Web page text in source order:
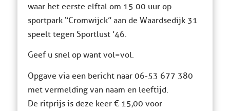
waar het eerste elftal om 15.00 uur op
sportpark “Cromwijck” aan de Waardsedijk 31
speelt tegen Sportlust ’46.
Geef u snel op want vol=vol.
Opgave via een bericht naar 06-53 677 380
met vermelding van naam en leeftijd.
De ritprijs is deze keer € 15,00 voor